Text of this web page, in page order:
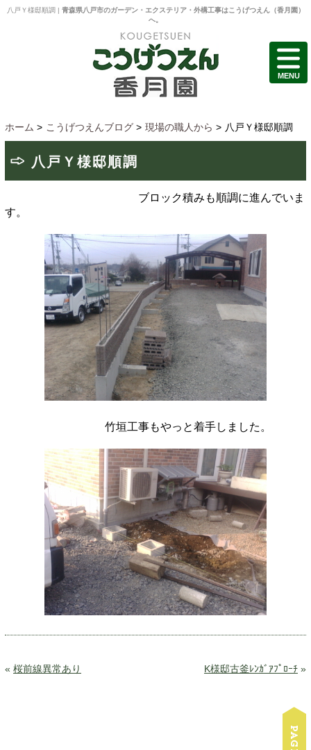
八戸Ｙ様邸順調 | 青森県八戸市のガーデン・エクステリア・外構工事はこうげつえん（香月園）
へ。
ホーム > こうげつえんブログ > 現場の職人から > 八戸Ｙ様邸順調
八戸Ｙ様邸順調
ブロック積みも順調に進んでいま
す。
竹垣工事もやっと着手しました。
« 桜前線異常あり K様邸古釜ﾚﾝｶﾞｱﾌﾟﾛｰﾁ »
MENU